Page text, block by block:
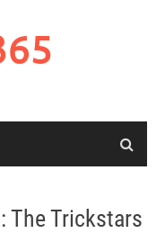
The Trickstars